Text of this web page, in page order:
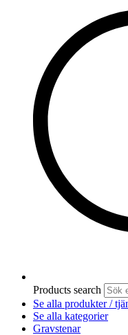
Products search
Se alla produkter /
Se alla kategorier
Gravstenar